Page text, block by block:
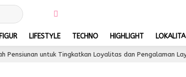
FIGUR LIFESTYLE TECHNO HIGHLIGHT LOKALITA
untuk Tingkatkan Loyalitas dan Pengalaman Layanan